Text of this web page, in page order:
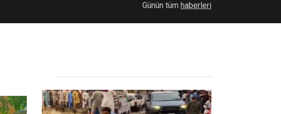
Trump, İran'a yönelik savaşın "yakında sona
Günün tüm haberleri